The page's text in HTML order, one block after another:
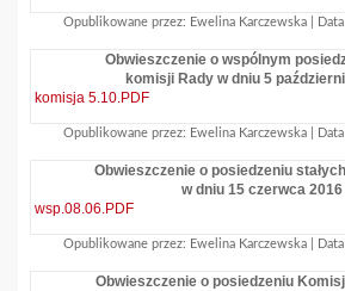
Opublikowane przez: Ewelina Karczewska |
Obwieszczenie o wspólnym
komisji Rady w dniu 5
komisja 5.10.PDF
Opublikowane przez: Ewelina Karczewska |
Obwieszczenie o posiedzeniu
w dniu 15 czerwca 2016
wsp.08.06.PDF
Opublikowane przez: Ewelina Karczewska |
Obwieszczenie o posiedzeniu